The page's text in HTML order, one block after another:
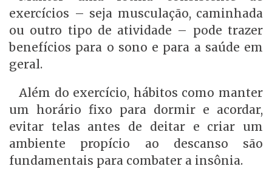
exercícios – seja musculação, caminhada
ou outro tipo de atividade – pode trazer
benefícios para o sono e para a saúde em
geral.
Além do exercício, hábitos como manter
um horário fixo para dormir e acordar,
evitar telas antes de deitar e criar um
ambiente propício ao descanso são
fundamentais para combater a insônia.